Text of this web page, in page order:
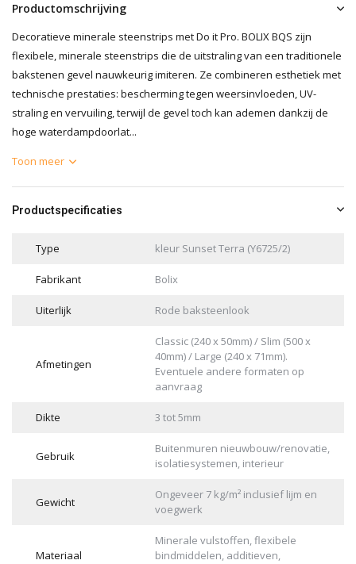
Productomschrijving
Decoratieve minerale steenstrips met Do it Pro. BOLIX BQS zijn
flexibele, minerale steenstrips die de uitstraling van een traditionele
bakstenen gevel nauwkeurig imiteren. Ze combineren esthetiek met
technische prestaties: bescherming tegen weersinvloeden, UV-
straling en vervuiling, terwijl de gevel toch kan ademen dankzij de
hoge waterdampdoorlat...
Toon meer
Productspecificaties
Type kleur Sunset Terra (Y6725/2)
Fabrikant Bolix
Uiterlijk Rode baksteenlook
Afmetingen
Classic (240 x 50mm) / Slim (500 x
40mm) / Large (240 x 71mm).
Eventuele andere formaten op
aanvraag
Dikte 3 tot 5mm
Gebruik
Buitenmuren nieuwbouw/renovatie,
isolatiesystemen, interieur
Gewicht
Ongeveer 7 kg/m² inclusief lijm en
voegwerk
Materiaal
Minerale vulstoffen, flexibele
bindmiddelen, additieven,